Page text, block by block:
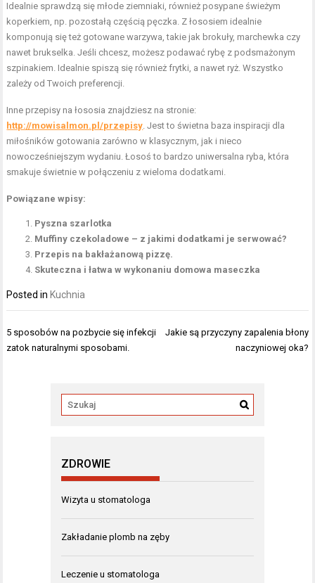
Idealnie sprawdzą się młode ziemniaki, również posypane świeżym
koperkiem, np. pozostałą częścią pęczka. Z łososiem idealnie
komponują się też gotowane warzywa, takie jak brokuły, marchewka czy
nawet brukselka. Jeśli chcesz, możesz podawać rybę z podsmażonym
szpinakiem. Idealnie spiszą się również frytki, a nawet ryż. Wszystko
zależy od Twoich preferencji.
Inne przepisy na łososia znajdziesz na stronie:
http://mowisalmon.pl/przepisy. Jest to świetna baza inspiracji dla
miłośników gotowania zarówno w klasycznym, jak i nieco
nowocześniejszym wydaniu. Łosoś to bardzo uniwersalna ryba, która
smakuje świetnie w połączeniu z wieloma dodatkami.
Powiązane wpisy:
Pyszna szarlotka
Muffiny czekoladowe – z jakimi dodatkami je serwować?
Przepis na bakłażanową pizzę.
Skuteczna i łatwa w wykonaniu domowa maseczka
Posted in Kuchnia
Nawigacja
wpisu
5 sposobów na pozbycie się infekcji
zatok naturalnymi sposobami.
Jakie są przyczyny zapalenia błony
naczyniowej oka?
ZDROWIE
Wizyta u stomatologa
Zakładanie plomb na zęby
Leczenie u stomatologa